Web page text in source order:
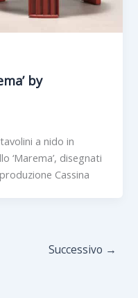
by
a nido in
‘Marema’, disegnati
Cassina
Successivo →